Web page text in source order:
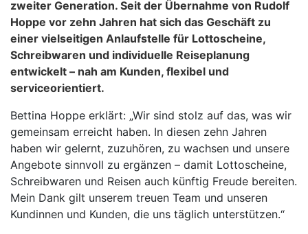
zweiter Generation. Seit der Übernahme von Rudolf
Hoppe vor zehn Jahren hat sich das Geschäft zu
einer vielseitigen Anlaufstelle für Lottoscheine,
Schreibwaren und individuelle Reiseplanung
entwickelt – nah am Kunden, flexibel und
serviceorientiert.
Bettina Hoppe erklärt: „Wir sind stolz auf das, was wir
gemeinsam erreicht haben. In diesen zehn Jahren
haben wir gelernt, zuzuhören, zu wachsen und unsere
Angebote sinnvoll zu ergänzen – damit Lottoscheine,
Schreibwaren und Reisen auch künftig Freude bereiten.
Mein Dank gilt unserem treuen Team und unseren
Kundinnen und Kunden, die uns täglich unterstützen.“